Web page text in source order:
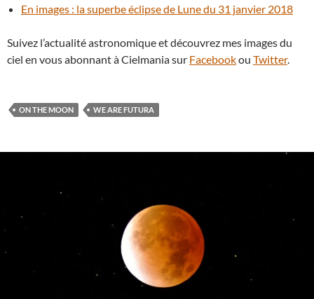
En images : la superbe éclipse de Lune du 31 janvier 2018
Suivez l’actualité astronomique et découvrez mes images du
ciel en vous abonnant à Cielmania sur Facebookou Twitter.
ON THE MOON WE ARE FUTURA